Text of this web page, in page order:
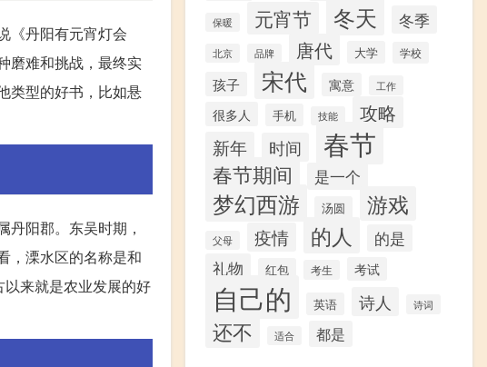
《丹阳有元宵灯会
磨难和挑战，最终实
类型的好书，比如悬
阳郡。东吴时期，
，溧水区的名称是和
来就是农业发展的好
保暖 元宵节 冬天 冬季
北京 品牌 唐代 大学 学校
孩子 宋代 寓意 工作
很多人 手机 技能 攻略
新年 时间 春节
春节期间 是一个
梦幻西游 汤圆 游戏
父母 疫情 的人 的是
礼物 红包 考生 考试
自己的 英语 诗人 诗词
还不 适合 都是